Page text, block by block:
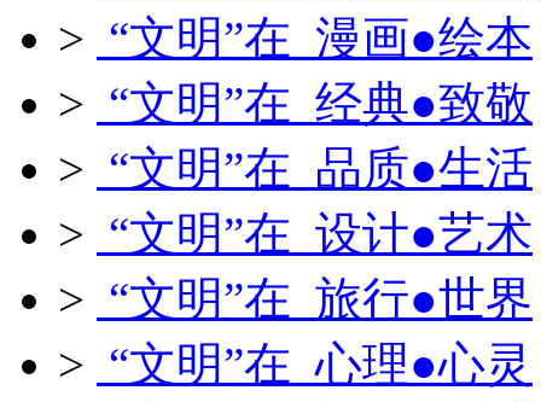
> “文明”在 漫画●绘本
> “文明”在 经典●致敬
> “文明”在 品质●生活
> “文明”在 设计●艺术
> “文明”在 旅行●世界
> “文明”在 心理●心灵